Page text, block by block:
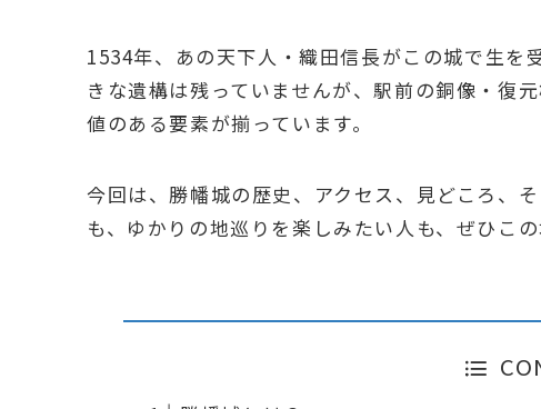
1534年、あの天下人・織田信長がこの城で生を
きな遺構は残っていませんが、駅前の銅像・復
値のある要素が揃っています。
今回は、勝幡城の歴史、アクセス、見どころ、
も、ゆかりの地巡りを楽しみたい人も、ぜひこ